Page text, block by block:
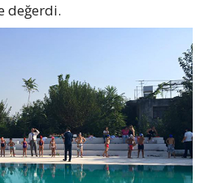
değerdi.